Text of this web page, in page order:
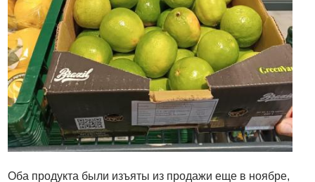
Оба продукта были изъяты из продажи еще в ноябре,